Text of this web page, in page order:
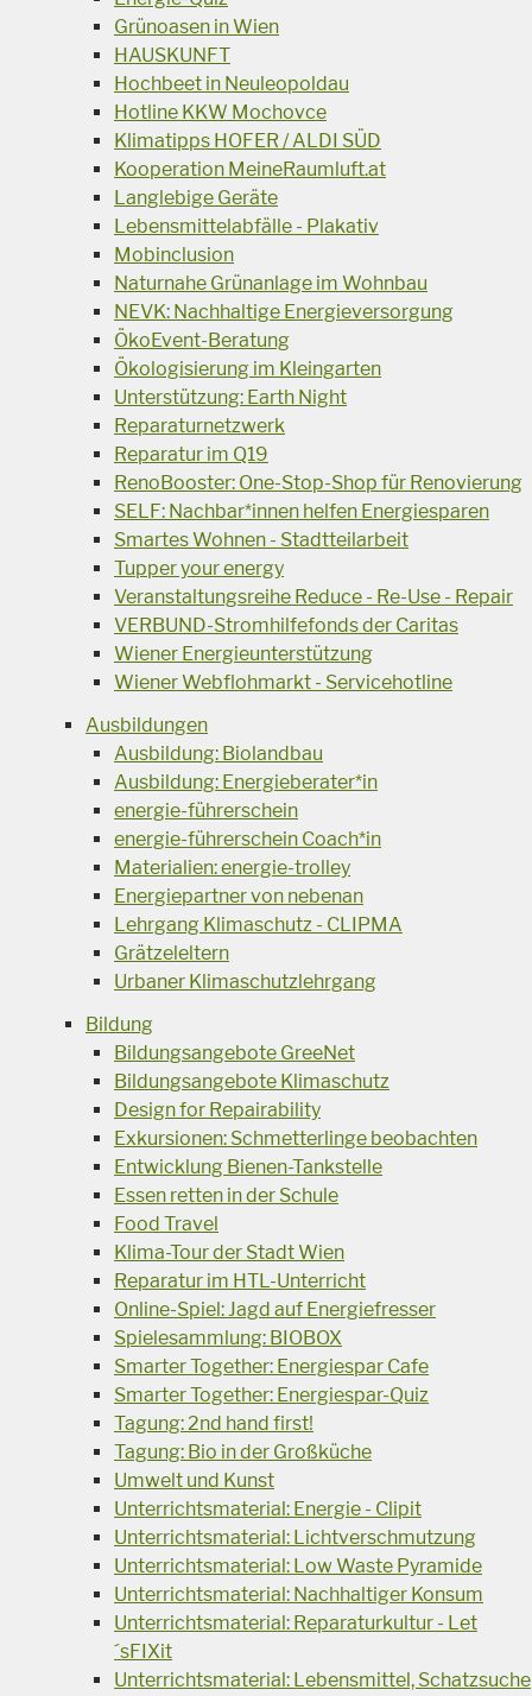
Grünoasen in Wien
HAUSKUNFT
Hochbeet in Neuleopoldau
Hotline KKW Mochovce
Klimatipps HOFER / ALDI SÜD
Kooperation MeineRaumluft.at
Langlebige Geräte
Lebensmittelabfälle - Plakativ
Mobinclusion
Naturnahe Grünanlage im Wohnbau
NEVK: Nachhaltige Energieversorgung
ÖkoEvent-Beratung
Ökologisierung im Kleingarten
Unterstützung: Earth Night
Reparaturnetzwerk
Reparatur im Q19
RenoBooster: One-Stop-Shop für Renovierung
SELF: Nachbar*innen helfen Energiesparen
Smartes Wohnen - Stadtteilarbeit
Tupper your energy
Veranstaltungsreihe Reduce - Re-Use - Repair
VERBUND-Stromhilfefonds der Caritas
Wiener Energieunterstützung
Wiener Webflohmarkt - Servicehotline
Ausbildungen
Ausbildung: Biolandbau
Ausbildung: Energieberater*in
energie-führerschein
energie-führerschein Coach*in
Materialien: energie-trolley
Energiepartner von nebenan
Lehrgang Klimaschutz - CLIPMA
Grätzeleltern
Urbaner Klimaschutzlehrgang
Bildung
Bildungsangebote GreeNet
Bildungsangebote Klimaschutz
Design for Repairability
Exkursionen: Schmetterlinge beobachten
Entwicklung Bienen-Tankstelle
Essen retten in der Schule
Food Travel
Klima-Tour der Stadt Wien
Reparatur im HTL-Unterricht
Online-Spiel: Jagd auf Energiefresser
Spielesammlung: BIOBOX
Smarter Together: Energiespar Cafe
Smarter Together: Energiespar-Quiz
Tagung: 2nd hand first!
Tagung: Bio in der Großküche
Umwelt und Kunst
Unterrichtsmaterial: Energie - Clipit
Unterrichtsmaterial: Lichtverschmutzung
Unterrichtsmaterial: Low Waste Pyramide
Unterrichtsmaterial: Nachhaltiger Konsum
Unterrichtsmaterial: Reparaturkultur - Let
´sFIXit
Unterrichtsmaterial: Lebensmittel, Schatzsuche